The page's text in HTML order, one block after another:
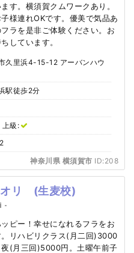
す。横須賀クムワークあり。
様連れOKです。優美で気品あ
ラを是非ご体験ください。お
しています。
久里浜4-15-12 アーバンハウ
駅徒歩2分
上級:
神奈川県 横須賀市 ID:208
リ (生麦校)
-
ピー！幸せになれるフラをお
。リハビリクラス(月二回)3000
夜(月三回)5000円。土曜午前子